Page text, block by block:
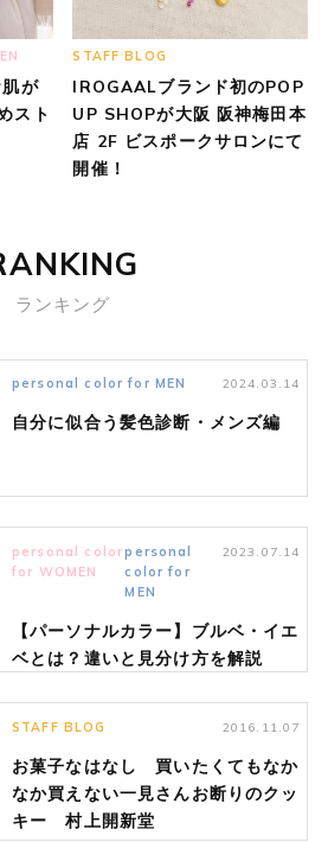
が
スト
STAFF BLOG
IROGAALブランド初のPOP
UP SHOPが大阪 阪神梅田本
店 2F ビスポークサロンにて
開催！
ランキング
personal color for MEN 2024.03.14
自分に似合う髪色診断・メンズ編
personal color
for WOMEN
personal
color for
MEN
2023.07.14
【パーソナルカラー】ブルベ・イエ
ベとは？違いと見分け方を解説
STAFF BLOG 2016.11.07
お菓子なはなし 買いたくてもなか
なか買えない一見さんお断りのクッ
キー 村上開新堂